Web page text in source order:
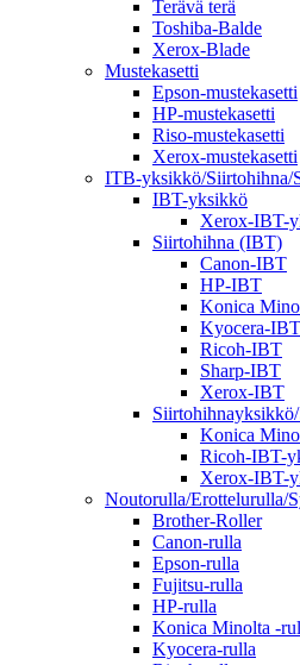
Terävä terä
Toshiba-Balde
Xerox-Blade
Mustekasetti
Epson-mustekasetti
HP-mustekasetti
Riso-mustekasetti
Xerox-mustekasetti
ITB-yksikkö/Siirtohihna/
IBT-yksikkö
Xerox-IBT-
Siirtohihna (IBT)
Canon-IBT
HP-IBT
Konica
Kyocera-IBT
Ricoh-IBT
Sharp-IBT
Xerox-IBT
Konica
Ricoh-IBT-
Xerox-IBT-
Noutorulla/Erottelurulla/
Brother-Roller
Canon-rulla
Epson-rulla
Fujitsu-rulla
HP-rulla
Konica Minolta -
Kyocera-rulla